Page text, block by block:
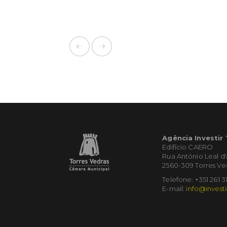
Agência Investir
Edifício CAERO
Rua António Leal
2560-309 Torres
Telefone: +351 261
E-mail: